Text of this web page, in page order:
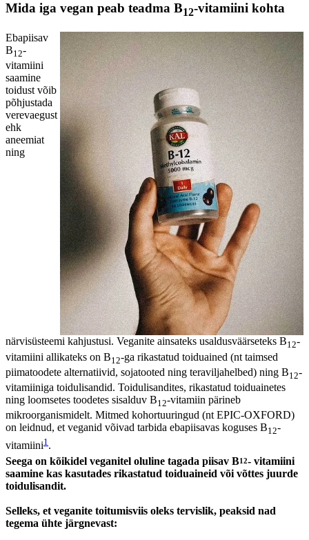
Mida iga vegan peab teadma B12-vitamiini kohta
Ebapiisav
B12-
vitamiini
saamine
toidust võib
põhjustada
verevaegust
ehk
aneemiat
ning
närvisüsteemi kahjustusi. Veganite ainsateks usaldusväärseteks B12-
vitamiini allikateks on B12-ga rikastatud toiduained (nt taimsed
piimatoodete alternatiivid, sojatooted ning teraviljahelbed) ning B12-
vitamiiniga toidulisandid. Toidulisandites, rikastatud toiduainetes
ning loomsetes toodetes sisalduv B12-vitamiin pärineb
mikroorganismidelt. Mitmed kohortuuringud (nt EPIC-OXFORD)
on leidnud, et veganid võivad tarbida ebapiisavas koguses B12-
vitamiini1.
Seega on kõikidel veganitel oluline tagada piisav B12- vitamiini
saamine kas kasutades rikastatud toiduaineid või võttes juurde
toidulisandit.
Selleks, et veganite toitumisviis oleks tervislik, peaksid nad
tegema ühte järgnevast: